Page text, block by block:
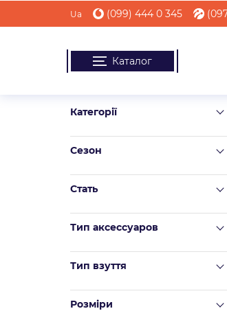
Ua (099) 444 0 345
Каталог
Категорії
Сезон
Стать
Тип аксессуаров
Тип взуття
Розміри